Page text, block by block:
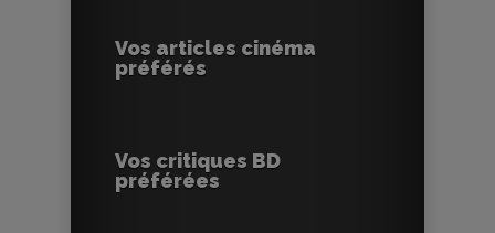
Vos articles cinéma
préférés
Vos critiques BD
préférées